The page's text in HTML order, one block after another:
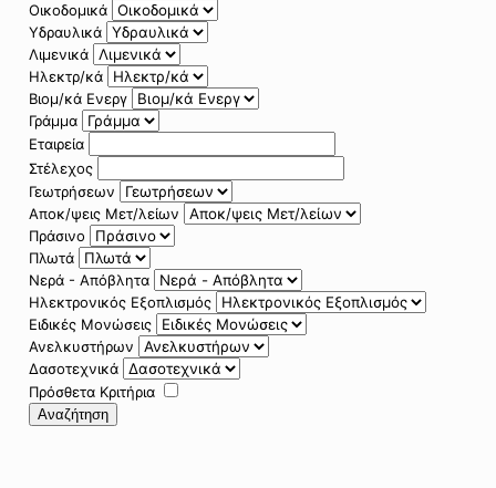
Οικοδομικά
Υδραυλικά
Λιμενικά
Ηλεκτρ/κά
Βιομ/κά Ενεργ
Γράμμα
Εταιρεία
Στέλεχος
Γεωτρήσεων
Αποκ/ψεις Μετ/λείων
Πράσινο
Πλωτά
Νερά - Απόβλητα
Ηλεκτρονικός Εξοπλισμός
Ειδικές Μονώσεις
Ανελκυστήρων
Δασοτεχνικά
Πρόσθετα Κριτήρια
Αναζήτηση